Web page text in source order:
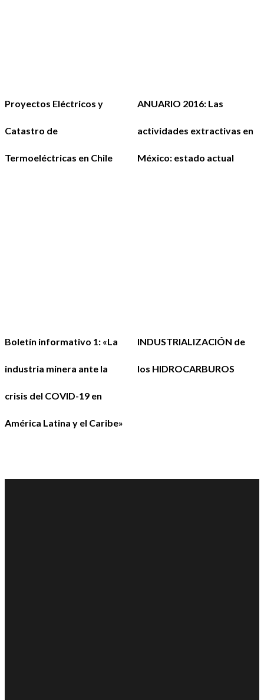
Proyectos Eléctricos y
Catastro de
Termoeléctricas en Chile
ANUARIO 2016: Las
actividades extractivas en
México: estado actual
Boletín informativo 1: «La
industria minera ante la
crisis del COVID-19 en
América Latina y el Caribe»
INDUSTRIALIZACIÓN de
los HIDROCARBUROS